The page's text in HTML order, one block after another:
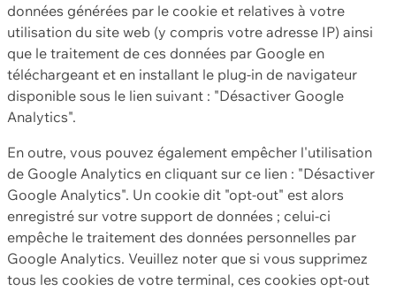
données générées par le cookie et relatives à votre
utilisation du site web (y compris votre adresse IP) ainsi
que le traitement de ces données par Google en
téléchargeant et en installant le plug-in de navigateur
disponible sous le lien suivant : "Désactiver Google
Analytics".
En outre, vous pouvez également empêcher l'utilisation
de Google Analytics en cliquant sur ce lien : "Désactiver
Google Analytics". Un cookie dit "opt-out" est alors
enregistré sur votre support de données ; celui-ci
empêche le traitement des données personnelles par
Google Analytics. Veuillez noter que si vous supprimez
tous les cookies de votre terminal, ces cookies opt-out